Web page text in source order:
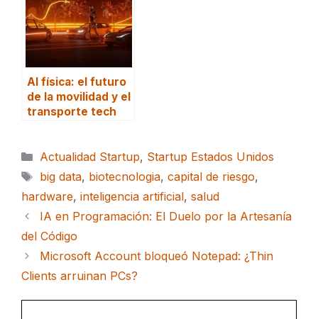
AI física: el futuro
de la movilidad y el
transporte tech
Categorías
Actualidad Startup, Startup Estados Unidos
Etiquetas
big data, biotecnologia, capital de riesgo,
hardware, inteligencia artificial, salud
IA en Programación: El Duelo por la Artesanía
del Código
Microsoft Account bloqueó Notepad: ¿Thin
Clients arruinan PCs?